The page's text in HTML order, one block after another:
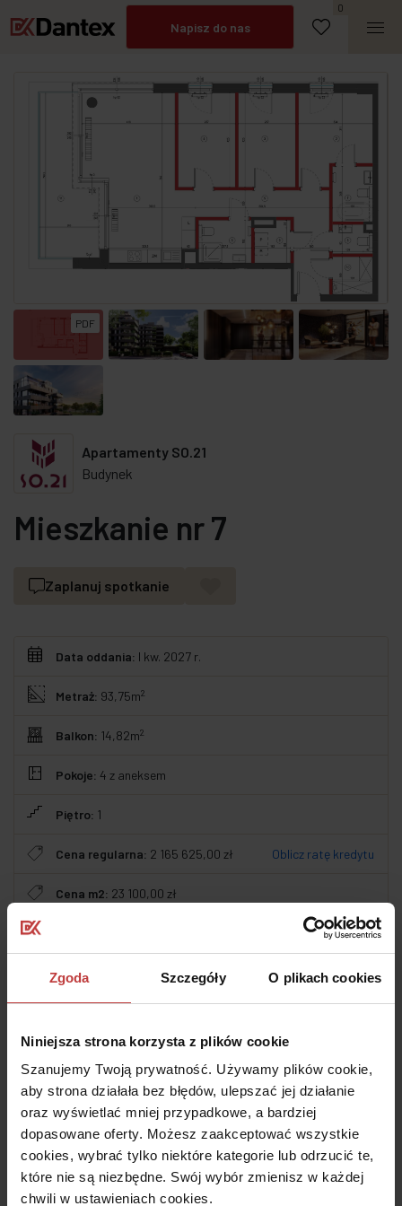
Zgoda Szczegóły O plikach cookies
Niniejsza strona korzysta z plików cookie
Szanujemy Twoją prywatność. Używamy plików cookie,
aby strona działała bez błędów, ulepszać jej działanie
oraz wyświetlać mniej przypadkowe, a bardziej
dopasowane oferty. Możesz zaakceptować wszystkie
cookies, wybrać tylko niektóre kategorie lub odrzucić te,
które nie są niezbędne. Swój wybór zmienisz w każdej
chwili w ustawieniach cookies.
Napisz do nas
Zadzwoń
0
PDF
Apartamenty SO.21
Budynek
Mieszkanie nr 7
Zaplanuj spotkanie
Data oddania: I kw. 2027 r.
Metraż: 93,75m2
Balkon: 14,82m2
Pokoje: 4 z aneksem
Piętro: 1
Cena regularna: 2 165 625,00 zł Oblicz ratę kredytu
Cena m2: 23 100,00 zł
Cechy dodatkowe
Koszt elementów dodatkowych
Dodatkowe świadczenia pieniężne
Prospekt informacyjny
Mieszkania o tym samym rozkładzie